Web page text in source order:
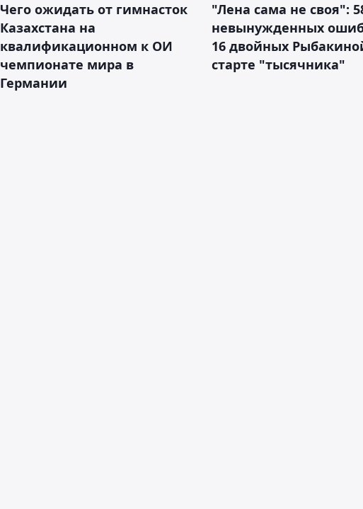
Чего ожидать от гимнасток
Казахстана на
квалификационном к ОИ
чемпионате мира в
Германии
"Лена сама не своя":
невынужденных
16 двойных
старте "тысячника"